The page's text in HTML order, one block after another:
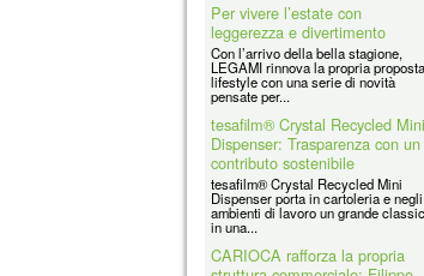
tesafilm® Crystal Recycled Mini
Dispenser: Trasparenza con un
contributo sostenibile
tesafilm® Crystal Recycled Mini
Dispenser porta in cartoleria e negli
ambienti di lavoro un grande classico
in una...
CARIOCA rafforza la propria
struttura commerciale: Filippo
Maceroli nominato nuovo
Direttore Vendite Italia
CARIOCA, storico brand italiano
punto di riferimento nel mondo della
creatività, della scrittura e del
colore,...